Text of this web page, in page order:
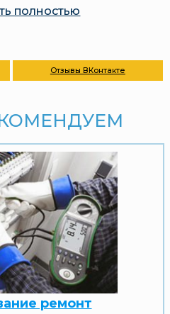
полностью
Отзывы ВКонтакте
ремонт